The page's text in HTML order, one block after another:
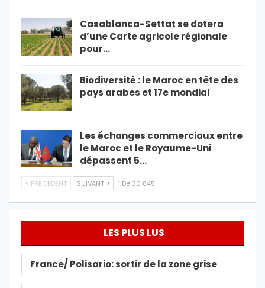
Casablanca-Settat se dotera
d’une Carte agricole régionale
pour…
Biodiversité : le Maroc en tête des
pays arabes et 17e mondial
Les échanges commerciaux entre
le Maroc et le Royaume-Uni
dépassent 5…
PRÉCÉDENT SUIVANT 1 De 30 845
LES PLUS LUS
France/ Polisario: sortir de la zone grise